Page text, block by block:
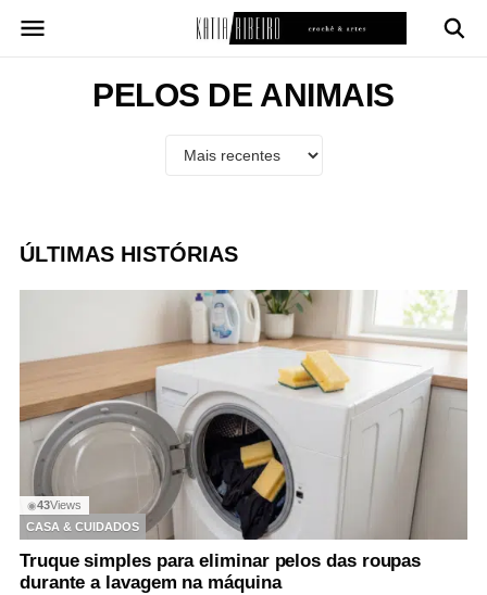
para
PELOS DE ANIMAIS
ÚLTIMAS HISTÓRIAS
◉43Views
CASA & CUIDADOS
Truque simples para eliminar pelos das roupas
durante a lavagem na máquina